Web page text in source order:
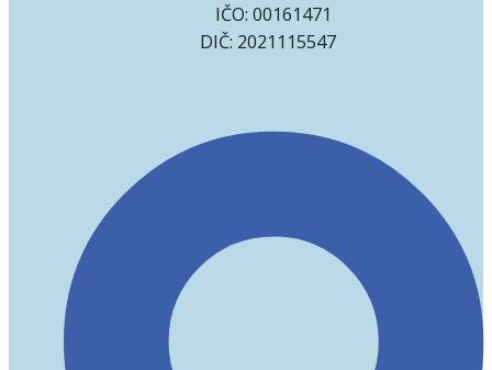
IČO: 00161471
DIČ: 2021115547